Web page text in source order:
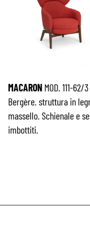
MACARON MOD. 111-62/3
Bergère. struttura in
massello. Schienale e
imbottiti.